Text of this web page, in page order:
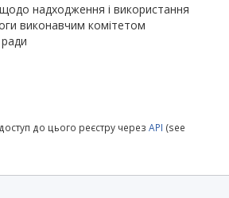
щодо надходження і використання
виконавчим комітетом
до цього реєстру через API (see